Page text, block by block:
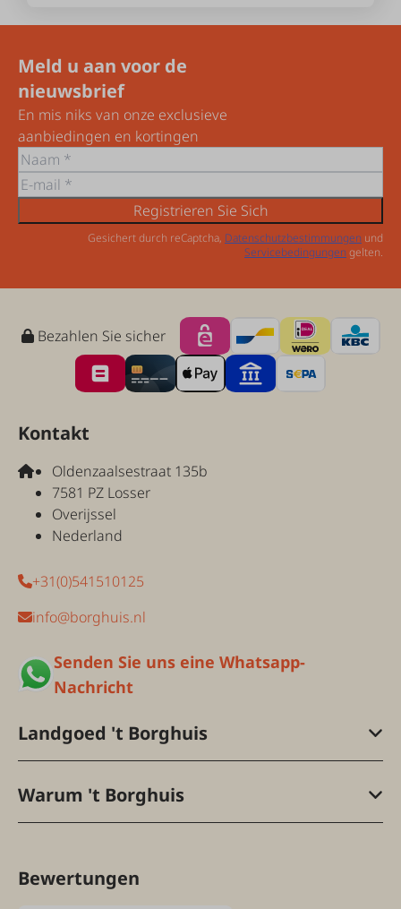
Meld u aan voor de
nieuwsbrief
En mis niks van onze exclusieve
aanbiedingen en kortingen
Registrieren Sie Sich
Gesichert durch reCaptcha, Datenschutzbestimmungen und
Servicebedingungen gelten.
Bezahlen Sie sicher
Kontakt
Oldenzaalsestraat 135b
7581 PZ Losser
Overijssel
Nederland
+31(0)541510125
info@borghuis.nl
Senden Sie uns eine Whatsapp-
Nachricht
Landgoed 't Borghuis
Warum 't Borghuis
Bewertungen